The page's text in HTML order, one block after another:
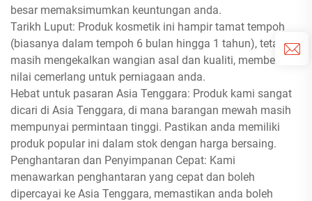
besar memaksimumkan keuntungan anda.
Tarikh Luput: Produk kosmetik ini hampir tamat tempoh
(biasanya dalam tempoh 6 bulan hingga 1 tahun), tetapi
masih mengekalkan wangian asal dan kualiti, memberikan
nilai cemerlang untuk perniagaan anda.
Hebat untuk pasaran Asia Tenggara: Produk kami sangat
dicari di Asia Tenggara, di mana barangan mewah masih
mempunyai permintaan tinggi. Pastikan anda memiliki
produk popular ini dalam stok dengan harga bersaing.
Penghantaran dan Penyimpanan Cepat: Kami
menawarkan penghantaran yang cepat dan boleh
dipercayai ke Asia Tenggara, memastikan anda boleh